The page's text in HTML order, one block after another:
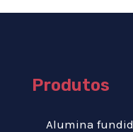
Produtos
Alumina